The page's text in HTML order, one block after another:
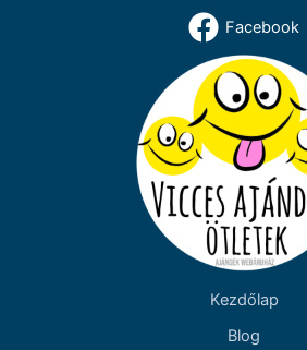
Facebook
Kezdőlap
Blog